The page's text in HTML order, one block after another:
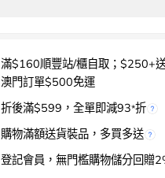
滿$160順豐站/櫃自取；$250+
澳門訂單$500免運
折後滿$599，全單即減93*折
購物滿額送貨裝品，多買多送
登記會員，無門檻購物儲分回贈